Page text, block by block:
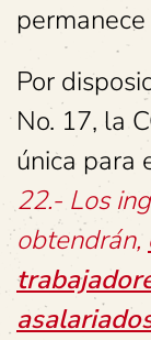
Por
No. 17, la
única para
22.- Los
obtendrán,